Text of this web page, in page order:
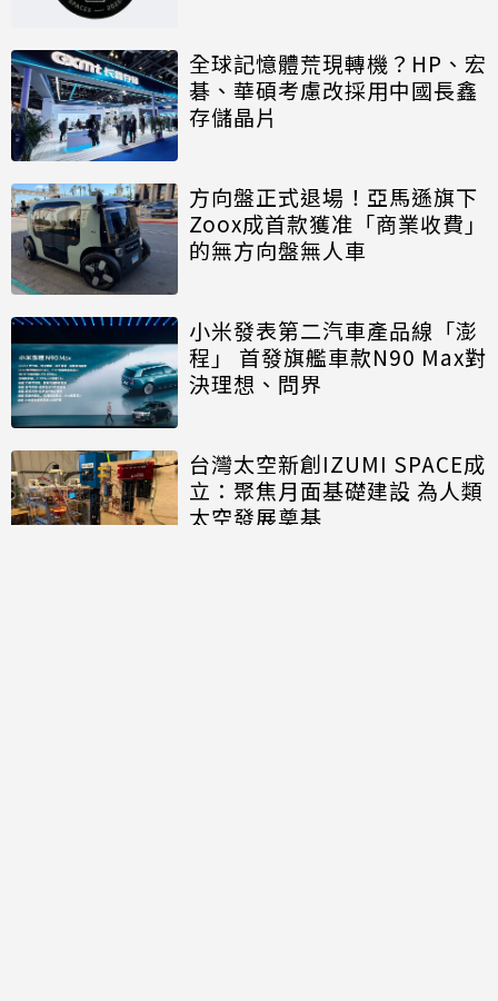
全球記憶體荒現轉機？HP、宏
碁、華碩考慮改採用中國長鑫
存儲晶片
方向盤正式退場！亞馬遜旗下
Zoox成首款獲准「商業收費」
的無方向盤無人車
小米發表第二汽車產品線「澎
程」 首發旗艦車款N90 Max對
決理想、問界
台灣太空新創IZUMI SPACE成
立：聚焦月面基礎建設 為人類
太空發展奠基